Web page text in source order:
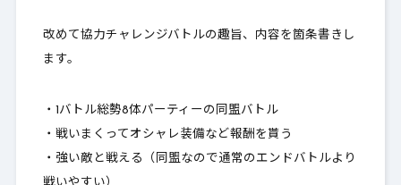
改めて協力チャレンジバトルの趣旨、内容を箇条書きし
ます。
・1バトル総勢8体パーティーの同盟バトル
・戦いまくってオシャレ装備など報酬を貰う
・強い敵と戦える（同盟なので通常のエンドバトルより
戦いやすい）